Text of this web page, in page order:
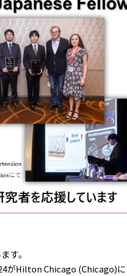
す。
がHilton Chicago (Chicago)